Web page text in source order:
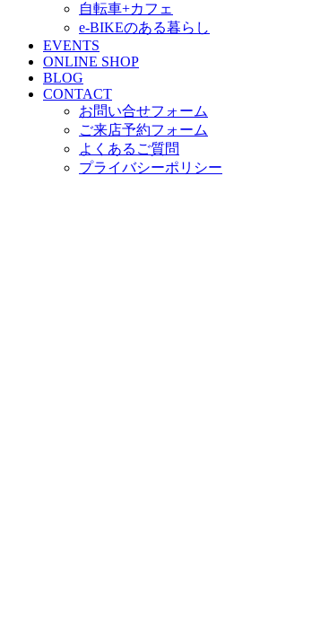
自転車+カフェ
e-BIKEのある暮らし
EVENTS
ONLINE SHOP
BLOG
CONTACT
お問い合せフォーム
ご来店予約フォーム
よくあるご質問
プライバシーポリシー